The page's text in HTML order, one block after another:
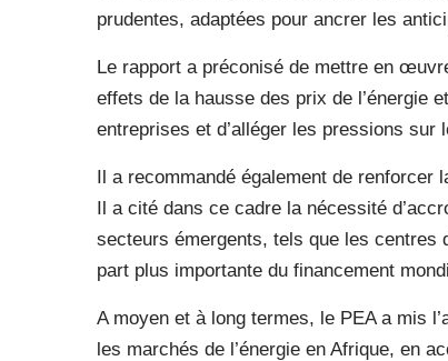
prudentes, adaptées pour ancrer les
Le rapport a préconisé de mettre en
effets de la hausse des prix de l’énergie
entreprises et d’alléger les pressions
Il a recommandé également de
Il a cité dans ce cadre la nécessité
secteurs émergents, tels que les centres
part plus importante du financement
A moyen et à long termes, le PEA a mis
les marchés de l’énergie en Afrique, en